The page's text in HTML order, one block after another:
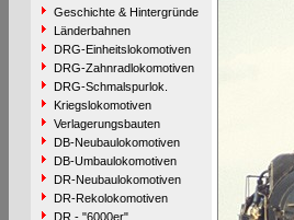
Geschichte & Hintergründe
Länderbahnen
DRG-Einheitslokomotiven
DRG-Zahnradlokomotiven
DRG-Schmalspurlok.
Kriegslokomotiven
Verlagerungsbauten
DB-Neubaulokomotiven
DB-Umbaulokomotiven
DR-Neubaulokomotiven
DR-Rekolokomotiven
DR - "6000er"